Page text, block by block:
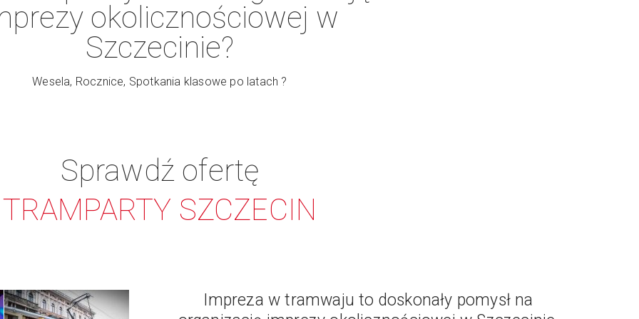
okolicznościowej w
Szczecinie?
Wesela, Rocznice, Spotkania klasowe po latach ?
Sprawdź ofertę
TRAMPARTY SZCZECIN
Impreza w tramwaju to doskonały pomysł na